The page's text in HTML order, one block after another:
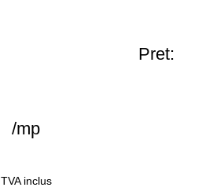
Pret:
/mp
TVA inclus